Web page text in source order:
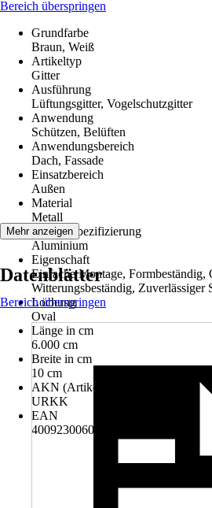
Bereich überspringen
Grundfarbe
Braun, Weiß
Artikeltyp
Gitter
Ausführung
Lüftungsgitter, Vogelschutzgitter
Anwendung
Schützen, Belüften
Anwendungsbereich
Dach, Fassade
Einsatzbereich
Außen
Material
Metall
Materialspezifizierung
Aluminium
Eigenschaft
Einfache Montage, Formbeständig,
Witterungsbeständig, Zuverlässiger
Lochung
Oval
Länge in cm
6.000 cm
Breite in cm
10 cm
AKN (Artikelkurznummer)
URKK
EAN
4009230060026
Mehr anzeigen
Datenblätter
Bereich überspringen